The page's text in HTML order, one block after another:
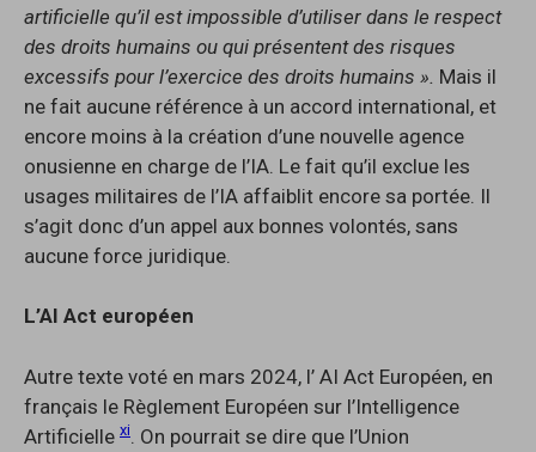
artificielle qu’il est impossible d’utiliser dans le respect
des droits humains ou qui présentent des risques
excessifs pour l’exercice des droits humains ». Mais il
ne fait aucune référence à un accord international, et
encore moins à la création d’une nouvelle agence
onusienne en charge de l’IA. Le fait qu’il exclue les
usages militaires de l’IA affaiblit encore sa portée. Il
s’agit donc d’un appel aux bonnes volontés, sans
aucune force juridique.
L’AI Act européen
Autre texte voté en mars 2024, l’ AI Act Européen, en
français le Règlement Européen sur l’Intelligence
Artificielle xi
. On pourrait se dire que l’Union